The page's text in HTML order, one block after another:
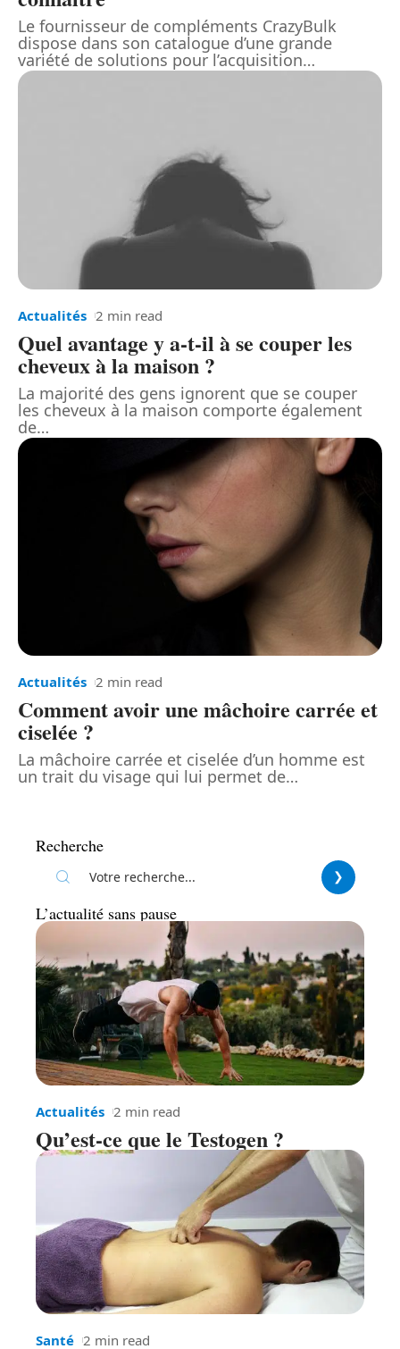
Le fournisseur de compléments CrazyBulk
dispose dans son catalogue d’une grande
variété de solutions pour l’acquisition…
Actualités 2 min read
Quel avantage y a-t-il à se couper les
cheveux à la maison ?
La majorité des gens ignorent que se couper
les cheveux à la maison comporte également
de…
Actualités 2 min read
Comment avoir une mâchoire carrée et
ciselée ?
La mâchoire carrée et ciselée d’un homme est
un trait du visage qui lui permet de…
Recherche
L’actualité sans pause
Actualités 2 min read
Qu’est-ce que le Testogen ?
Santé 2 min read